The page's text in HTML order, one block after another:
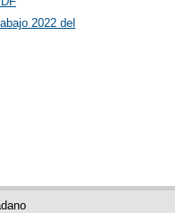
2022 del